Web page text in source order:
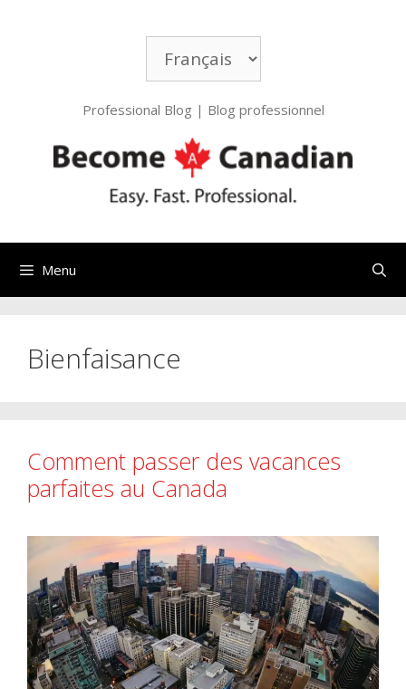
Choisir
une
langue
Professional Blog | Blog professionnel
Menu
Bienfaisance
Comment passer des vacances
parfaites au Canada